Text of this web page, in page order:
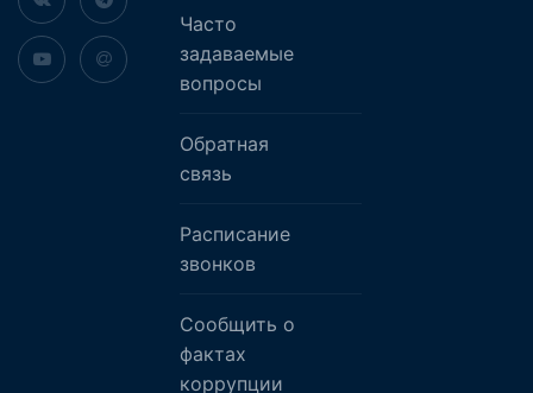
Часто
задаваемые
вопросы
Обратная
связь
Расписание
звонков
Сообщить о
фактах
коррупции